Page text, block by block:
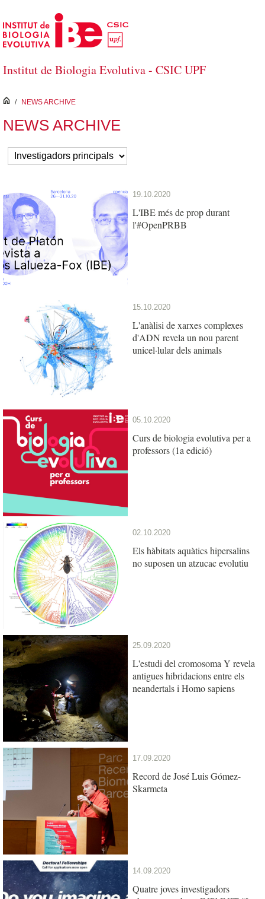
Salta al contingut principal
Institut de Biologia Evolutiva - CSIC UPF
inici
/ NEWS ARCHIVE
NEWS ARCHIVE
19.10.2020
L'IBE més de prop durant
l'#OpenPRBB
15.10.2020
L'anàlisi de xarxes complexes
d'ADN revela un nou parent
unicel·lular dels animals
05.10.2020
Curs de biologia evolutiva per a
professors (1a edició)
02.10.2020
Els hàbitats aquàtics hipersalins
no suposen un atzucac evolutiu
25.09.2020
L'estudi del cromosoma Y revela
antigues hibridacions entre els
neandertals i Homo sapiens
17.09.2020
Record de José Luis Gómez-
Skarmeta
14.09.2020
Quatre joves investigadors